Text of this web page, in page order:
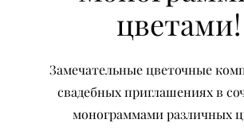
цветами!
Замечательные цветочные
свадебных приглашениях в
монограммами различных